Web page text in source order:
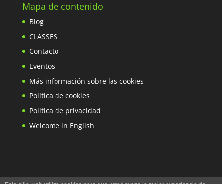
Mapa de contenido
Blog
CLASSES
Contacto
Eventos
Más información sobre las cookies
Política de cookies
Politica de privacidad
Welcome in English